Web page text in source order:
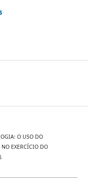
O USO DO
EXERCÍCIO DO